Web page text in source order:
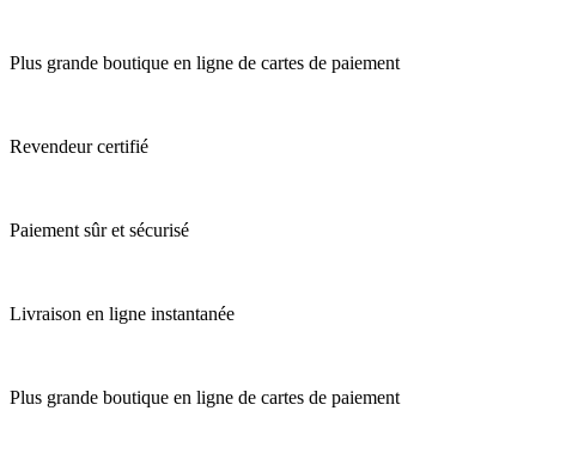
Plus grande boutique en ligne de cartes de paiement
Revendeur certifié
Paiement sûr et sécurisé
Livraison en ligne instantanée
Plus grande boutique en ligne de cartes de paiement